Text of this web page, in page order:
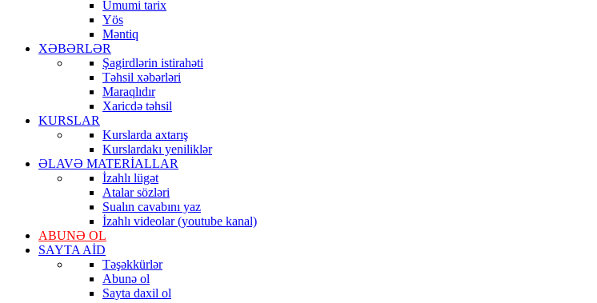
Ümumi tarix
Yös
Məntiq
XƏBƏRLƏR
Şagirdlərin istirahəti
Təhsil xəbərləri
Maraqlıdır
Xaricdə təhsil
KURSLAR
Kurslarda axtarış
Kurslardakı yeniliklər
ƏLAVƏ MATERİALLAR
İzahlı lügət
Atalar sözləri
Sualın cavabını yaz
İzahlı videolar (youtube kanal)
ABUNƏ OL
SAYTA AİD
Təşəkkürlər
Abunə ol
Sayta daxil ol